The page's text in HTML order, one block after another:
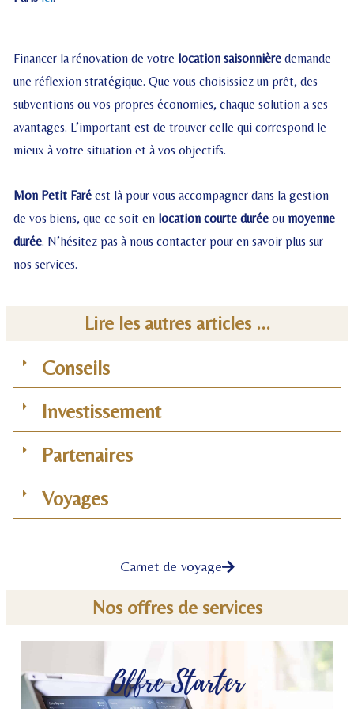
Financer la rénovation de votre location saisonnière demande
une réflexion stratégique. Que vous choisissiez un prêt, des
subventions ou vos propres économies, chaque solution a ses
avantages. L’important est de trouver celle qui correspond le
mieux à votre situation et à vos objectifs.
Mon Petit Faré est là pour vous accompagner dans la gestion
de vos biens, que ce soit en location courte durée ou moyenne
durée. N’hésitez pas à nous contacter pour en savoir plus sur
nos services.
Lire les autres articles ...
Conseils
Investissement
Partenaires
Voyages
Carnet de voyage
Nos offres de services
Offre Starter